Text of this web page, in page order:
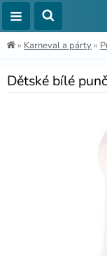
» Karneval a párty »
Dětské bílé